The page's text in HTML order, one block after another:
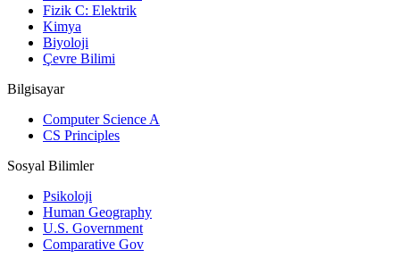
Fizik C: Elektrik
Kimya
Biyoloji
Çevre Bilimi
Bilgisayar
Computer Science A
CS Principles
Sosyal Bilimler
Psikoloji
Human Geography
U.S. Government
Comparative Gov